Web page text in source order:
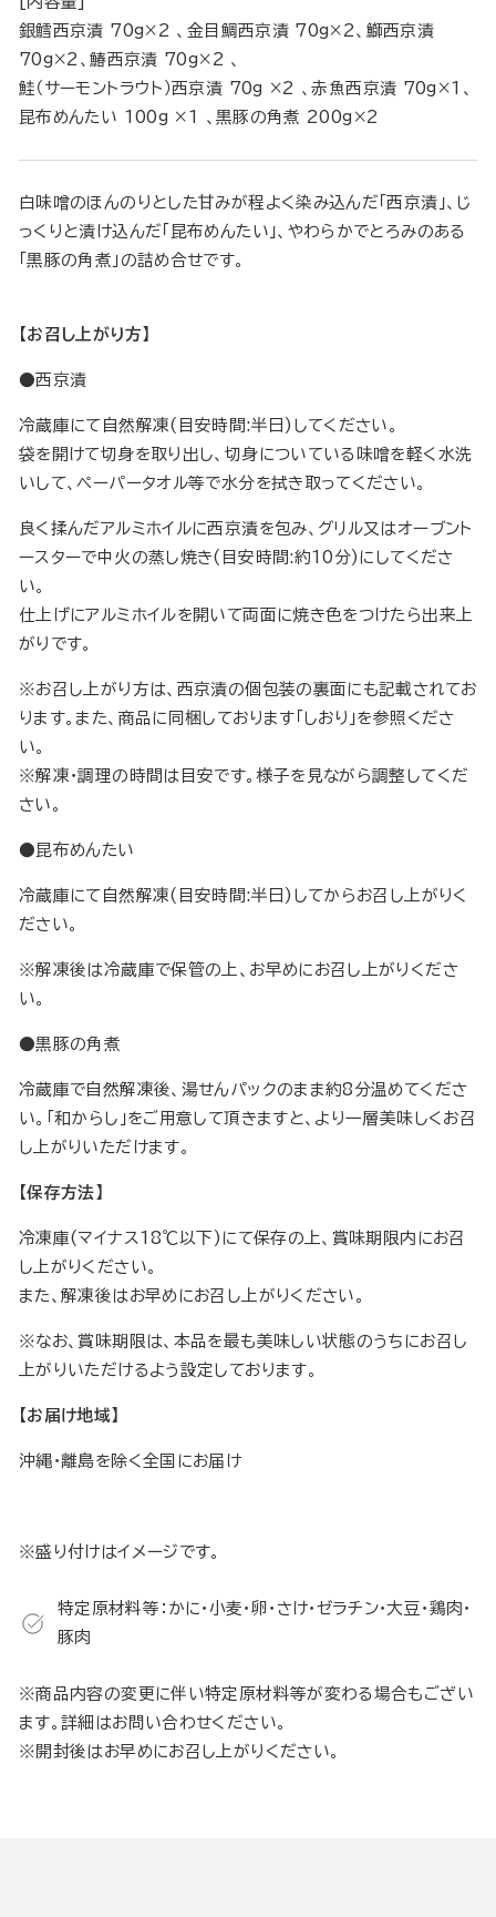
銀鱈西京漬 70g×2 、金目鯛西京漬 70g×2、鰤西京漬
70g×2、鰆西京漬 70g×2 、
鮭（サーモントラウト）西京漬 70g ×2 、赤魚西京漬 70g×1、
昆布めんたい 100g ×1 、黒豚の角煮 200g×2
白味噌のほんのりとした甘みが程よく染み込んだ「西京漬」、じ
っくりと漬け込んだ「昆布めんたい」、やわらかでとろみのある
「黒豚の角煮」の詰め合せです。
【お召し上がり方】
●西京漬
冷蔵庫にて自然解凍(目安時間:半日)してください。
袋を開けて切身を取り出し、切身についている味噌を軽く水洗
いして、ペーパータオル等で水分を拭き取ってください。
良く揉んだアルミホイルに西京漬を包み、グリル又はオーブント
ースターで中火の蒸し焼き(目安時間:約10分)にしてくださ
い。
仕上げにアルミホイルを開いて両面に焼き色をつけたら出来上
がりです。
※お召し上がり方は、西京漬の個包装の裏面にも記載されてお
ります。また、商品に同梱しております「しおり」を参照くださ
い。
※解凍・調理の時間は目安です。様子を見ながら調整してくだ
さい。
●昆布めんたい
冷蔵庫にて自然解凍(目安時間:半日)してからお召し上がりく
ださい。
※解凍後は冷蔵庫で保管の上、お早めにお召し上がりくださ
い。
●黒豚の角煮
冷蔵庫で自然解凍後、湯せんパックのまま約8分温めてくださ
い。「和からし」をご用意して頂きますと、より一層美味しくお召
し上がりいただけます。
【保存方法】
冷凍庫(マイナス18℃以下)にて保存の上、賞味期限内にお召
し上がりください。
また、解凍後はお早めにお召し上がりください。
※なお、賞味期限は、本品を最も美味しい状態のうちにお召し
上がりいただけるよう設定しております。
【お届け地域】
沖縄・離島を除く全国にお届け
※盛り付けはイメージです。
特定原材料等：かに・小麦・卵・さけ・ゼラチン・大豆・鶏肉・
豚肉
※商品内容の変更に伴い特定原材料等が変わる場合もござい
ます。詳細はお問い合わせください。
※開封後はお早めにお召し上がりください。